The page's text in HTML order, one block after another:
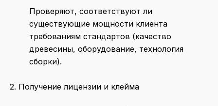
Проверяют, соответствуют ли
существующие мощности клиента
требованиям стандартов (качество
древесины, оборудование, технология
сборки).
2. Получение лицензии и клейма